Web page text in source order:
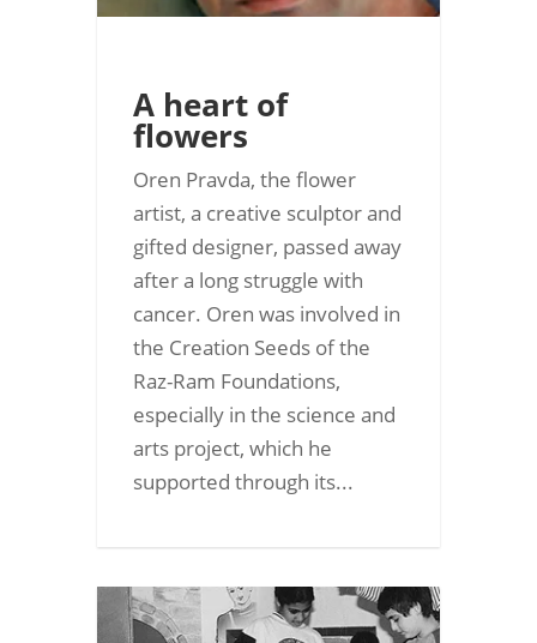
A heart of
flowers
Oren Pravda, the flower
artist, a creative sculptor and
gifted designer, passed away
after a long struggle with
cancer. Oren was involved in
the Creation Seeds of the
Raz-Ram Foundations,
especially in the science and
arts project, which he
supported through its...